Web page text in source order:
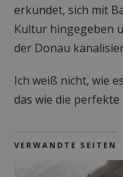
erkundet, sich mit
Kultur hingegeben
der Donau
Ich weiß nicht, wie
das wie die perfekte
VERWANDTE SEITEN